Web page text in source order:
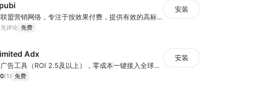
全球联盟营销网络，专注于按效果付费，提供有效的高标准营销服务
评论 免费
安装
Adx
CPS广告工具（ROI 2.5及以上），零成本一键接入全球广告资源。
(1 ) 免费
安装